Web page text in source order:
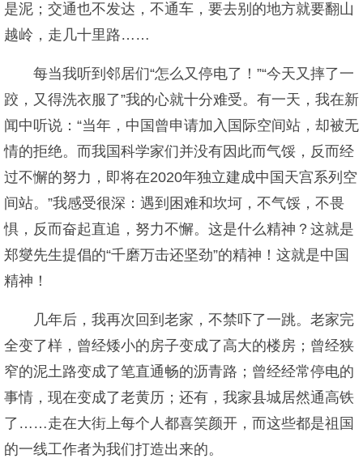
是泥；交通也不发达，不通车，要去别的地方就要翻山
越岭，走几十里路……
每当我听到邻居们“怎么又停电了！”“今天又摔了一
跤，又得洗衣服了”我的心就十分难受。有一天，我在新
闻中听说：“当年，中国曾申请加入国际空间站，却被无
情的拒绝。而我国科学家们并没有因此而气馁，反而经
过不懈的努力，即将在2020年独立建成中国天宫系列空
间站。”我感受很深：遇到困难和坎坷，不气馁，不畏
惧，反而奋起直追，努力不懈。这是什么精神？这就是
郑燮先生提倡的“千磨万击还坚劲”的精神！这就是中国
精神！
几年后，我再次回到老家，不禁吓了一跳。老家完
全变了样，曾经矮小的房子变成了高大的楼房；曾经狭
窄的泥土路变成了笔直通畅的沥青路；曾经经常停电的
事情，现在变成了老黄历；还有，我家县城居然通高铁
了……走在大街上每个人都喜笑颜开，而这些都是祖国
的一线工作者为我们打造出来的。